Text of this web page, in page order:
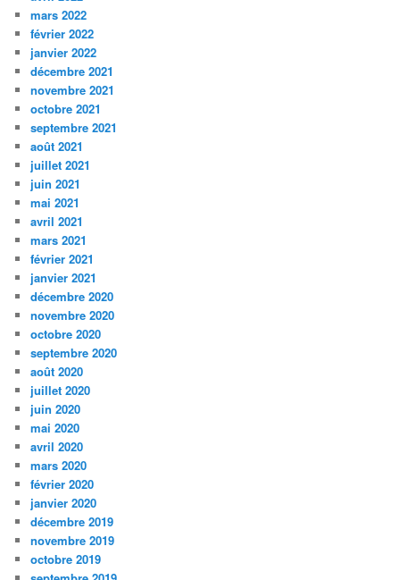
mars 2022
février 2022
janvier 2022
décembre 2021
novembre 2021
octobre 2021
septembre 2021
août 2021
juillet 2021
juin 2021
mai 2021
avril 2021
mars 2021
février 2021
janvier 2021
décembre 2020
novembre 2020
octobre 2020
septembre 2020
août 2020
juillet 2020
juin 2020
mai 2020
avril 2020
mars 2020
février 2020
janvier 2020
décembre 2019
novembre 2019
octobre 2019